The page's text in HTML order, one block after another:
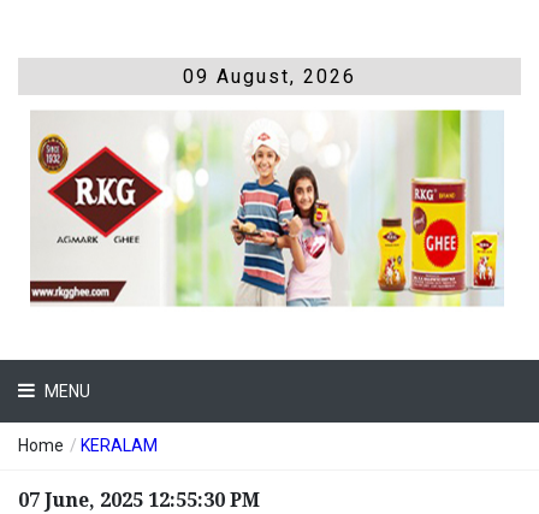
09 August, 2026
MENU
Home / KERALAM
07 June, 2025 12:55:30 PM